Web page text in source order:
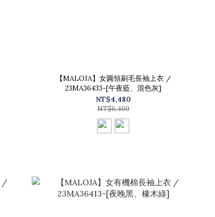
【MALOJA】女圓領刷毛長袖上衣 /
23MA36433-[午夜藍、混色灰]
NT$4,480
NT$6,400